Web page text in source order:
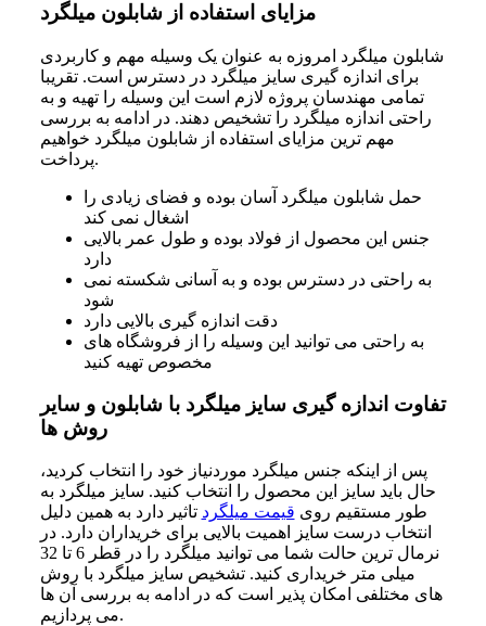
مزایای استفاده از شابلون میلگرد
شابلون میلگرد امروزه به عنوان یک وسیله مهم و کاربردی
برای اندازه گیری سایز میلگرد در دسترس است. تقریبا
تمامی مهندسان پروژه لازم است این وسیله را تهیه و به
راحتی اندازه میلگرد را تشخیص دهند. در ادامه به بررسی
مهم ترین مزایای استفاده از شابلون میلگرد خواهیم
پرداخت.
حمل شابلون میلگرد آسان بوده و فضای زیادی را
اشغال نمی کند
جنس این محصول از فولاد بوده و طول عمر بالایی
دارد
به راحتی در دسترس بوده و به آسانی شکسته نمی
شود
دقت اندازه گیری بالایی دارد
به راحتی می توانید این وسیله را از فروشگاه های
مخصوص تهیه کنید
تفاوت اندازه گیری سایز میلگرد با شابلون و سایر
روش ها
پس از اینکه جنس میلگرد موردنیاز خود را انتخاب کردید،
حال باید سایز این محصول را انتخاب کنید. سایز میلگرد به
طور مستقیم روی قیمت میلگرد تاثیر دارد به همین دلیل
انتخاب درست سایز اهمیت بالایی برای خریداران دارد. در
نرمال ترین حالت شما می توانید میلگرد را در قطر 6 تا 32
میلی متر خریداری کنید. تشخیص سایز میلگرد با روش
های مختلفی امکان پذیر است که در ادامه به بررسی آن ها
می پردازیم.